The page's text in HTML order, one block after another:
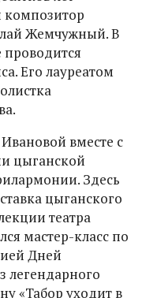
композитор
Жемчужный. В
Его лауреатом
вместе с
цыганской
Здесь
цыганского
театра
мастер-класс по
Дней
легендарного
«Табор уходит в